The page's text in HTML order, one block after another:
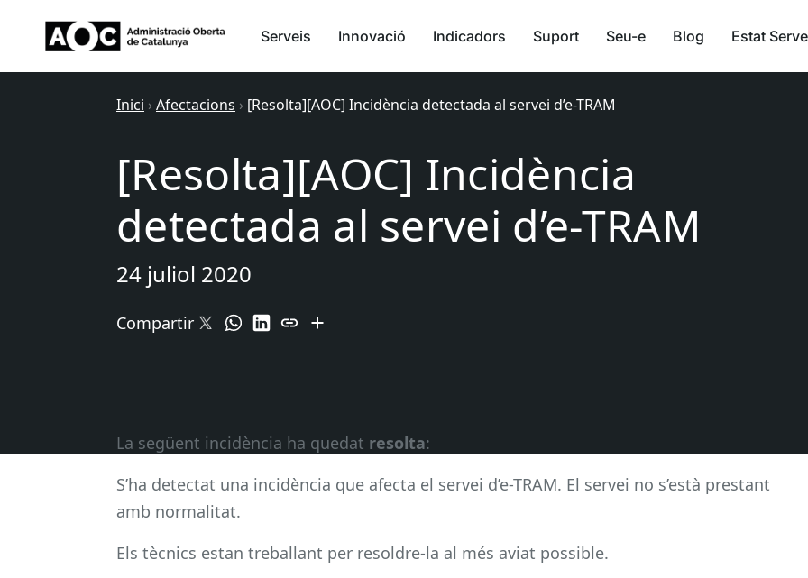
Serveis Innovació Indicadors Suport Seu-e Blog Estat
Inici › Afectacions › [Resolta][AOC] Incidència detectada al servei d’e-TRAM
[Resolta][AOC] Incidència
detectada al servei d’e-TRAM
24 juliol 2020
Compartir
La següent incidència ha quedat resolta:
S’ha detectat una incidència que afecta el servei d’e-TRAM. El servei no s’està prestant
amb normalitat.
Els tècnics estan treballant per resoldre-la al més aviat possible.